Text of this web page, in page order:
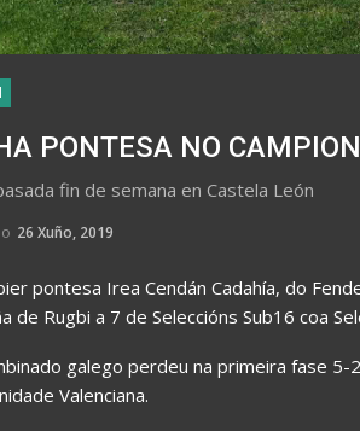
PONTESA NO
fin de semana en Castela León
26 Xuño, 2019
pontesa Irea Cendán Cadahía, do
de Rugbi a 7 de Seleccións Sub16 coa
galego perdeu na primeira fase 5-
Valenciana.